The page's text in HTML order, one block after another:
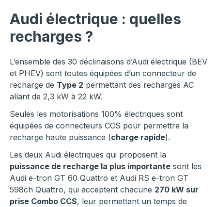
Audi électrique : quelles
recharges ?
L’ensemble des 30 déclinaisons d’Audi électrique (BEV
et PHEV) sont toutes équipées d’un connecteur de
recharge de Type 2 permettant des recharges AC
allant de 2,3 kW à 22 kW.
Seules les motorisations 100% électriques sont
équipées de connecteurs CCS pour permettre la
recharge haute puissance (charge rapide).
Les deux Audi électriques qui proposent la
puissance de recharge la plus importante sont les
Audi e-tron GT 60 Quattro et Audi RS e-tron GT
598ch Quattro, qui acceptent chacune 270 kW sur
prise Combo CCS, leur permettant un temps de